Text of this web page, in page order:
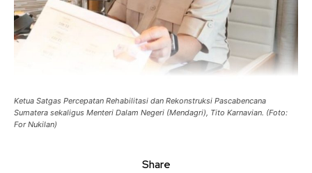
Ketua Satgas Percepatan Rehabilitasi dan Rekonstruksi Pascabencana
Sumatera sekaligus Menteri Dalam Negeri (Mendagri), Tito Karnavian. (Foto:
For Nukilan)
Share